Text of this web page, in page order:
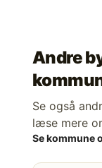
Andre
Se også
læse mere
Se kommune